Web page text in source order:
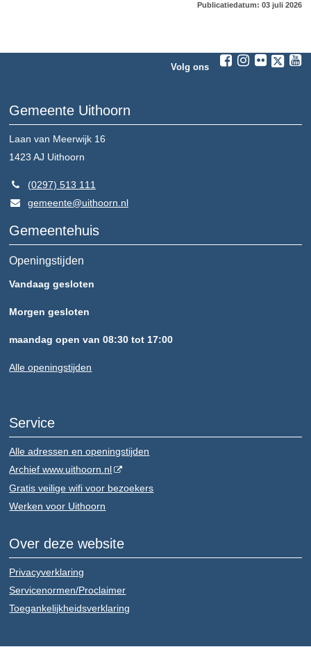
Publicatiedatum: 03 juli 2026
Volg ons
Gemeente Uithoorn
Laan van Meerwijk 16
1423 AJ Uithoorn
(0297) 513 111
gemeente@uithoorn.nl
Gemeentehuis
Openingstijden
Vandaag gesloten
Morgen gesloten
maandag open van 08:30 tot 17:00
Alle openingstijden
Service
Alle adressen en openingstijden
Archief www.uithoorn.nl
Gratis veilige wifi voor bezoekers
Werken voor Uithoorn
Over deze website
Privacyverklaring
Servicenormen/Proclaimer
Toegankelijkheidsverklaring